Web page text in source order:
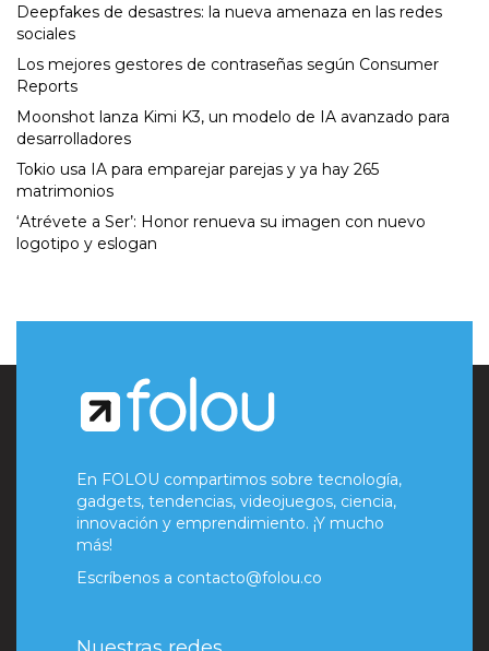
Deepfakes de desastres: la nueva amenaza en las redes
sociales
Los mejores gestores de contraseñas según Consumer
Reports
Moonshot lanza Kimi K3, un modelo de IA avanzado para
desarrolladores
Tokio usa IA para emparejar parejas y ya hay 265
matrimonios
‘Atrévete a Ser’: Honor renueva su imagen con nuevo
logotipo y eslogan
En FOLOU compartimos sobre tecnología,
gadgets, tendencias, videojuegos, ciencia,
innovación y emprendimiento. ¡Y mucho
más!
Escríbenos a contacto@folou.co